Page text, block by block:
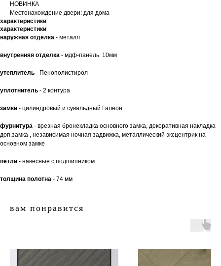
НОВИНКА
Местонахождение двери: для дома
характеристики
характеристики
наружная отделка - металл
внутренняя отделка - мдф-панель. 10мм
утеплитель - Пенополистирол
уплотнитель - 2 контура
замки - цилиндровый и сувальдный Галеон
фурнитура - врезная бронекладка основного замка, декоративная накладка
доп.замка , независимая ночная задвижка, металлический эксцентрик на
основном замке
петли - навесные с подшипником
толщина полотна - 74 мм
вам понравится